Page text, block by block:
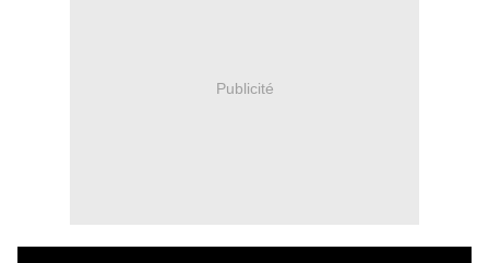
Publicité